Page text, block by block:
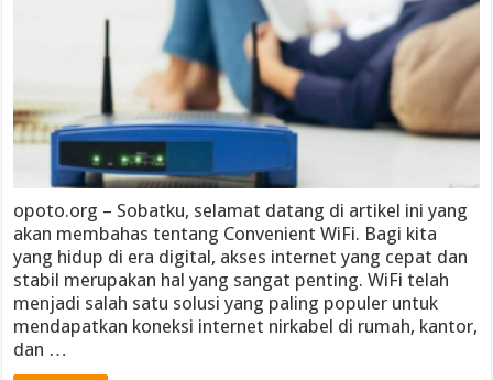
opoto.org – Sobatku, selamat datang di artikel ini yang
akan membahas tentang Convenient WiFi. Bagi kita
yang hidup di era digital, akses internet yang cepat dan
stabil merupakan hal yang sangat penting. WiFi telah
menjadi salah satu solusi yang paling populer untuk
mendapatkan koneksi internet nirkabel di rumah, kantor,
dan …